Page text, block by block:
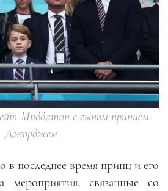
Миддлтон с сыном принцем
Джорджем
в последнее время принц и его
мероприятия, связанные со